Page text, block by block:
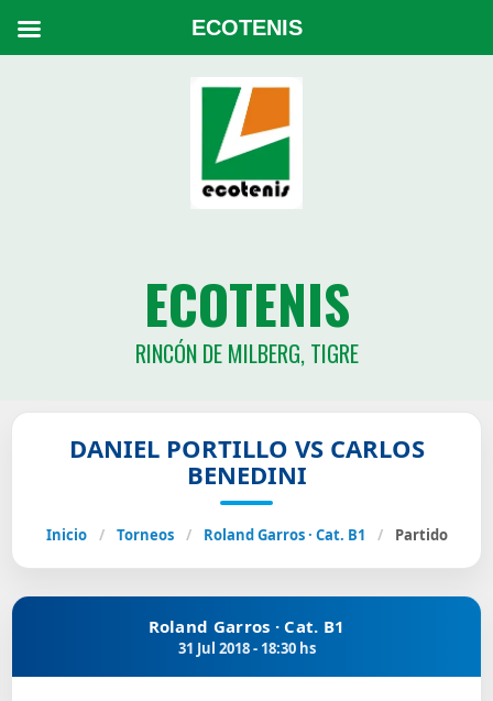
ECOTENIS
RINCÓN DE MILBERG, TIGRE
DANIEL PORTILLO VS CARLOS
BENEDINI
Inicio / Torneos / Roland Garros · Cat. B1 / Partido
Roland Garros · Cat. B1
31 Jul 2018 - 18:30 hs
ECOTENIS